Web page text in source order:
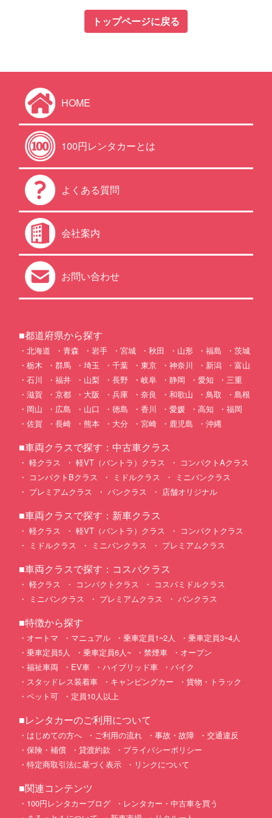
トップページに戻る
HOME
100円レンタカーとは
よくある質問
会社案内
お問い合わせ
■都道府県から探す
北海道 青森 岩手 宮城 秋田 山形 福島
茨城
栃木
群馬 埼玉 千葉 東京 神奈川 新潟
富山
石川
福井 山梨 長野 岐阜 静岡 愛知
三重
滋賀
京都 大阪 兵庫 奈良 和歌山 鳥取
島根
岡山
広島 山口 徳島 香川 愛媛 高知
福岡
佐賀
長崎 熊本 大分 宮崎 鹿児島 沖縄
■車両クラスで探す：中古車クラス
軽クラス 軽VT（バントラ）クラス
コンパクトAクラス
コンパクトBクラス
ミドルクラス
ミニバンクラス
プレミアムクラス
バンクラス 店舗オリジナル
■車両クラスで探す：新車クラス
軽クラス 軽VT（バントラ）クラス
コンパクトクラス
ミドルクラス
ミニバンクラス プレミアムクラス
■車両クラスで探す：コスパクラス
軽クラス コンパクトクラス
コスパミドルクラス
ミニバンクラス
プレミアムクラス バンクラス
■特徴から探す
オートマ マニュアル 乗車定員1~2人
乗車定員3~4人
乗車定員5人
乗車定員6人~ 禁煙車
オープン
福祉車両
EV車 ハイブリッド車
バイク
スタッドレス装着車
キャンピングカー
貨物・トラック
ペット可
定員10人以上
■レンタカーのご利用について
はじめての方へ ご利用の流れ 事故・故障
交通違反
保険・補償
貸渡約款
プライバシーポリシー
特定商取引法に基づく表示
リンクについて
■関連コンテンツ
100円レンタカーブログ
レンタカー・中古車を買う